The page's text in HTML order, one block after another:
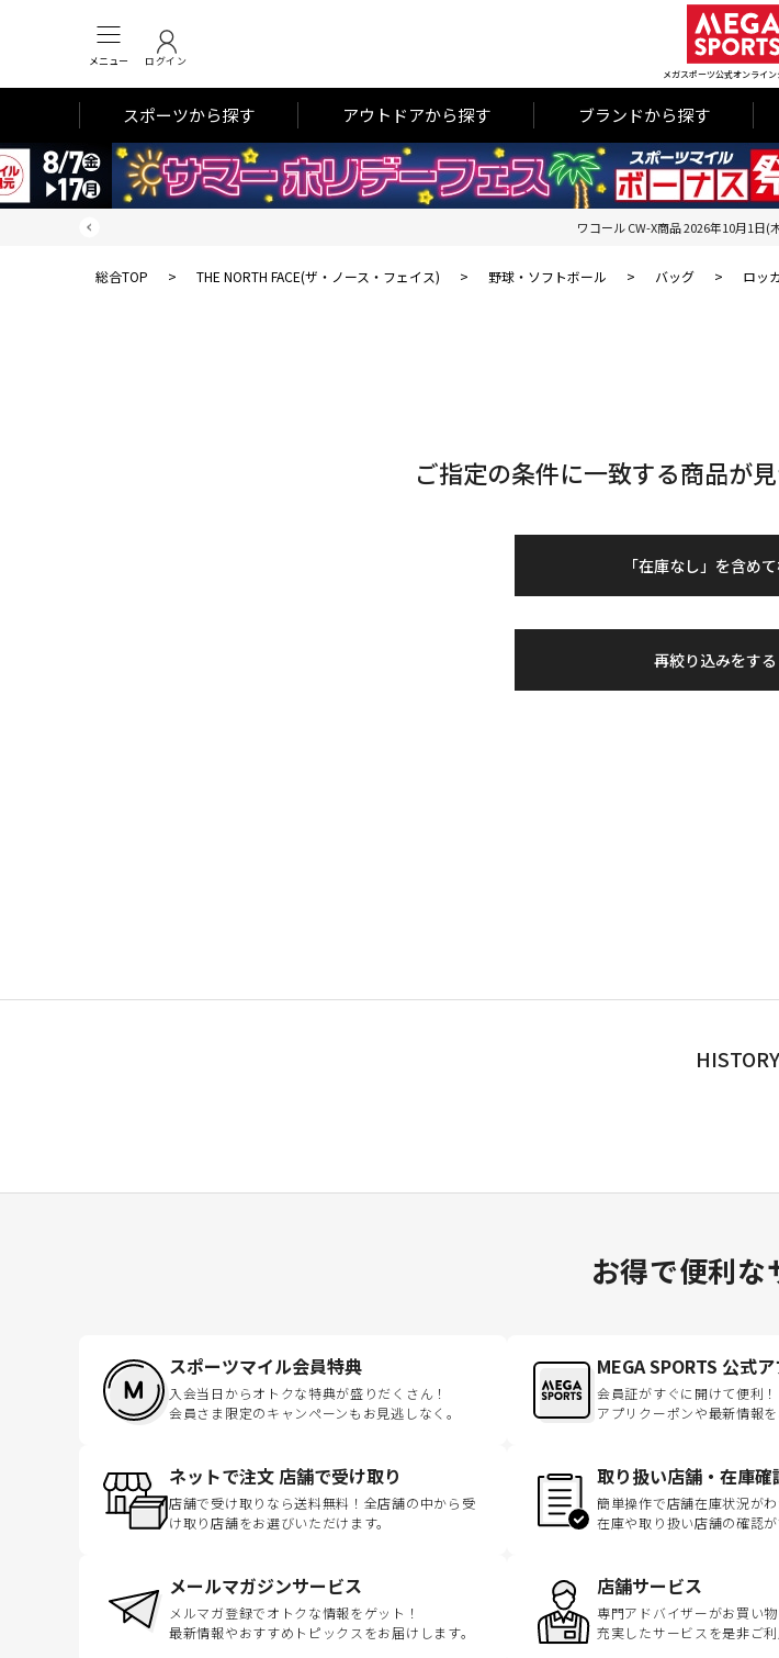
メニュー ログイン
メガスポーツ公式オンライ
スポーツから探す アウトドアから探す ブランドから探す
ワコール CW-X商品 2026年10月1日(
総合TOP > THE NORTH FACE(ザ・ノース・フェイス) > 野球・ソフトボール > バッグ > ロッ
ご指定の条件に一致する商品が
「在庫なし」を含め
再絞り込みをする
HISTORY
お得で便利な
スポーツマイル会員特典
入会当日からオトクな特典が盛りだくさん！
会員さま限定のキャンペーンもお見逃しなく。
MEGA SPORTS 公式ア
会員証がすぐに開けて便利！
アプリクーポンや最新情報を
ネットで注文 店舗で受け取り
店舗で受け取りなら送料無料！全店舗の中から受
け取り店舗をお選びいただけます。
取り扱い店舗・在庫確
簡単操作で店舗在庫状況が
在庫や取り扱い店舗の確認が
メールマガジンサービス
メルマガ登録でオトクな情報をゲット！
最新情報やおすすめトピックスをお届けします。
店舗サービス
専門アドバイザーがお買い物
充実したサービスを是非ご利